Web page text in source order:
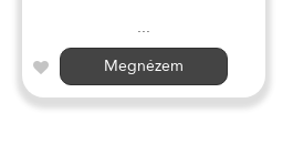
...
Megnézem